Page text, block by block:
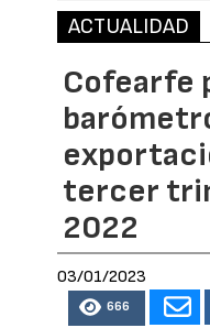
ACTUALIDAD
Cofearfe
tercer
2022
03/01/2023
666